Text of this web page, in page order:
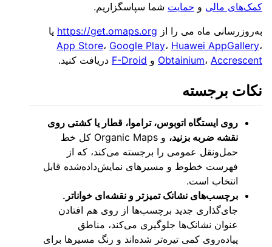
کمک‌های مالی و حمایت شما سپاسگزاریم.
به‌روزرسانی ماه می را از https://get.omaps.org یا
App Store، Google Play، Huawei AppGallery،
Obtainium، Accrescent و F-Droid دریافت کنید.
نکات برجسته
روی ایستگاه اتوبوس، تراموا، قطار یا کشتی روی
نقشه ضربه بزنید،
و Organic Maps کل خط
حمل‌ونقل عمومی را برجسته می‌کند، که از
فهرست خطوط و مسیرهای نمایش‌داده‌شده قابل
انتخاب است.
برچسب‌های نشانک تمیزتر و نقشه‌ای خواناتر.
جای‌گذاری جدید برچسب‌ها از روی هم افتادن
عنوان نشانک‌ها جلوگیری می‌کند، مناطق
پیاده‌روی کمی تیره‌تر شده‌اند و رنگ مسیرها برای